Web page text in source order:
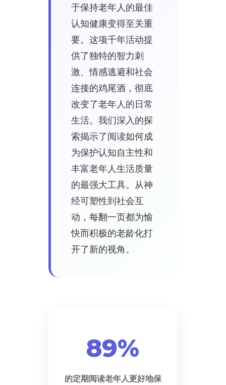
于保持老年人的最佳
认知健康变得至关重
要。这项千年活动提
供了独特的智力刺
激、情感逃避和社会
连接的鸡尾酒，彻底
改变了老年人的日常
生活。我们深入的探
索揭示了阅读如何成
为保护认知自主性和
丰富老年人生活质量
的最强大工具。从神
经可塑性到社会互
动，每翻一页都为愉
快而积极的老龄化打
开了新的视角。
89%
的定期阅读老年人更好地保